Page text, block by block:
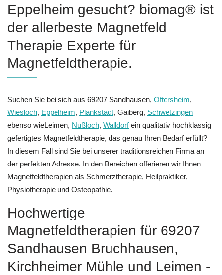
Eppelheim gesucht? biomag® ist
der allerbeste Magnetfeld
Therapie Experte für
Magnetfeldtherapie.
Suchen Sie bei sich aus 69207 Sandhausen, Oftersheim,
Wiesloch, Eppelheim, Plankstadt, Gaiberg, Schwetzingen
ebenso wieLeimen, Nußloch, Walldorfein qualitativ hochklassig
gefertigtes Magnetfeldtherapie, das genau Ihren Bedarf erfüllt?
In diesem Fall sind Sie bei unserer traditionsreichen Firma an
der perfekten Adresse. In den Bereichen offerieren wir Ihnen
Magnetfeldtherapien als Schmerztherapie, Heilpraktiker,
Physiotherapie und Osteopathie.
Hochwertige
Magnetfeldtherapien für 69207
Sandhausen Bruchhausen,
Kirchheimer Mühle und Leimen -